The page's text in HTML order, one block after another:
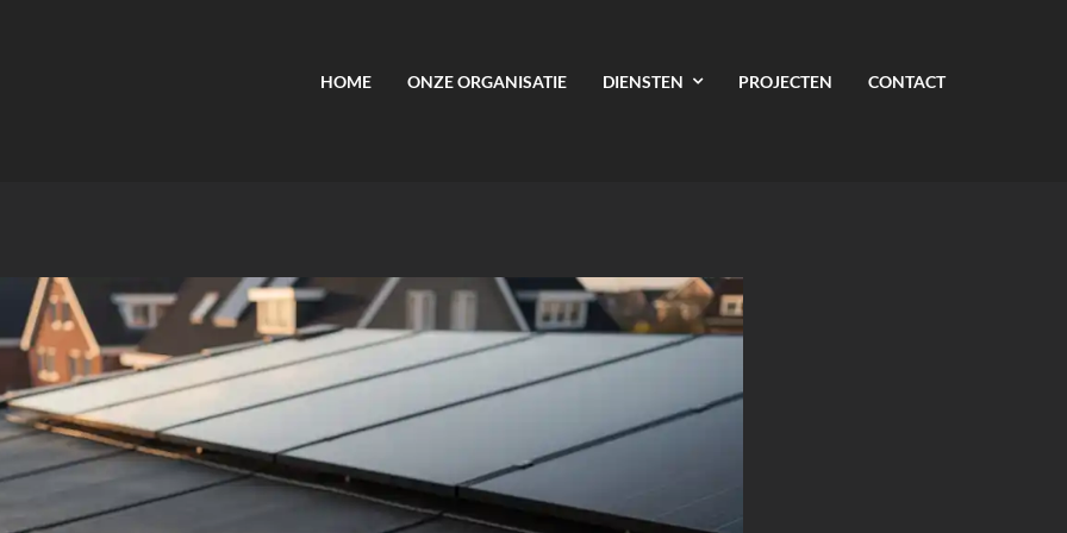
HOME ONZE ORGANISATIE DIENSTEN PROJECTEN CONTACT